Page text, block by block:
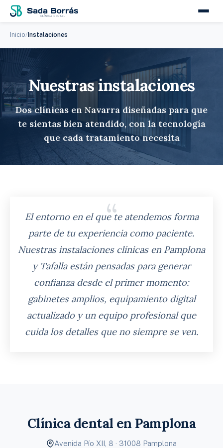
Inicio Instalaciones
Nuestras instalaciones
Dos clínicas en Navarra diseñadas para que
te sientas bien atendido, con la tecnología
que cada tratamiento necesita
El entorno en el que te atendemos forma
parte de tu experiencia como paciente.
Nuestras instalaciones clínicas en Pamplona
y Tafalla están pensadas para generar
confianza desde el primer momento:
gabinetes amplios, equipamiento digital
actualizado y un equipo profesional que
cuida los detalles que no siempre se ven.
Clínica dental en Pamplona
Avenida Pío XII, 8 · 31008 Pamplona